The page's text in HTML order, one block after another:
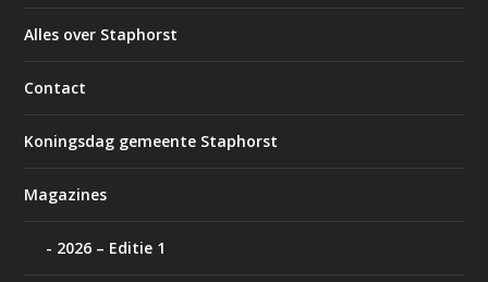
Alles over Staphorst
Contact
Koningsdag gemeente Staphorst
Magazines
2026 – Editie 1